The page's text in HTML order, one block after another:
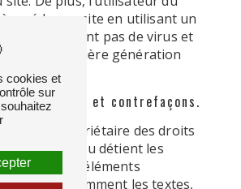
à accéder au site en utilisant un
ne contenant pas de virus et
de dernière génération
et contrefaçons.
est propriétaire des droits
ou détient les
sur tous les éléments
le site, notamment les textes,
cookies et
sur